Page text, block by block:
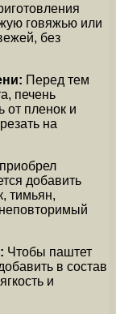
говяжью или
без
Перед тем
печень
от пленок и
на
добавить
тимьян,
Чтобы паштет
в состав
и